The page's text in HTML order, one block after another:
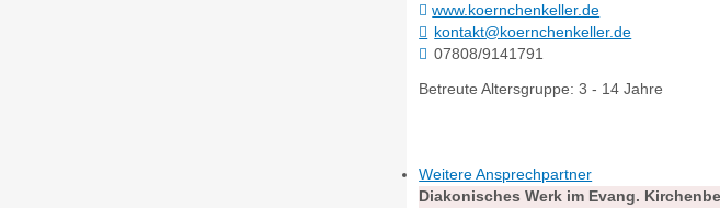
www.koernchenkeller.de
kontakt@koernchenkeller.de
07808/9141791
Betreute Altersgruppe: 3 - 14 Jahre
Weitere Ansprechpartner
Diakonisches Werk im Evang.